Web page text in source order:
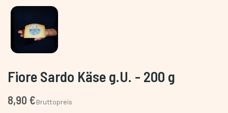
Fiore Sardo Käse g.U. - 200 g
8,90 € Bruttopreis